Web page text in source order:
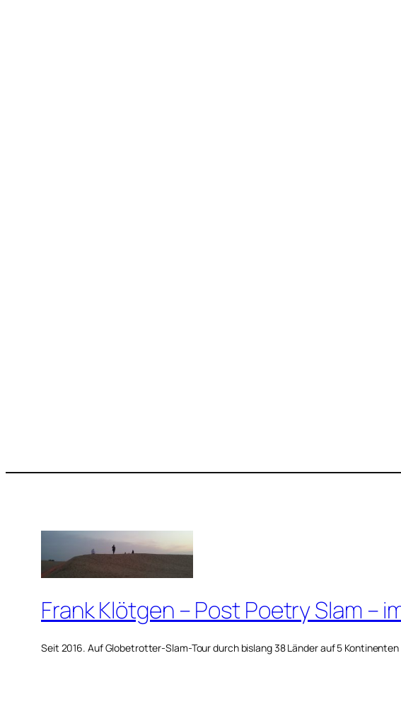
Frank Klötgen – Post Poetry Slam –
Seit 2016. Auf Globetrotter-Slam-Tour durch bislang 38 Länder auf 5 Kontinenten